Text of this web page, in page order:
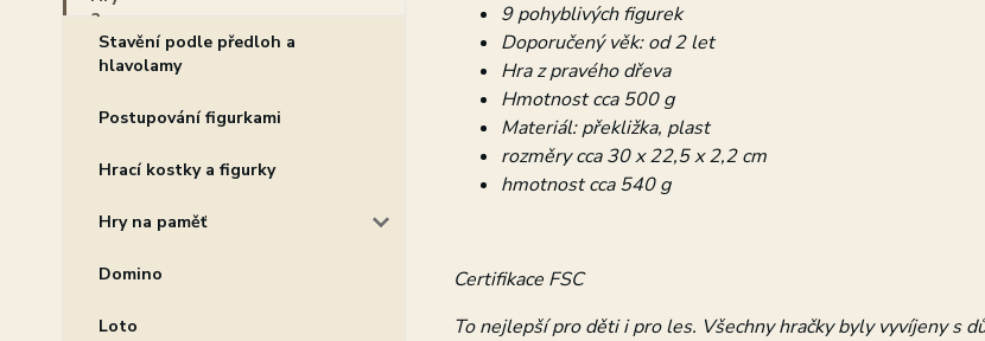
Stavění podle předloh a
hlavolamy
Postupování figurkami
Hrací kostky a figurky
Hry na paměť
Domino
Loto
9 pohyblivých figurek
Doporučený věk: od 2 let
Hra z pravého dřeva
Hmotnost cca 500 g
Materiál: překližka, plast
rozměry cca 30 x 22,5 x 2,2 cm
hmotnost cca 540 g
Certifikace FSC
To nejlepší pro děti i pro les. Všechny hračky byly vyvíjeny s